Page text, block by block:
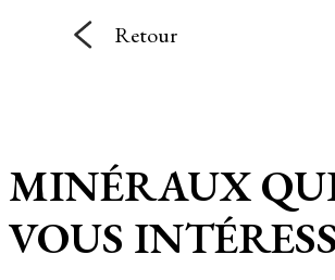
Retour
MINÉRAUX
VOUS